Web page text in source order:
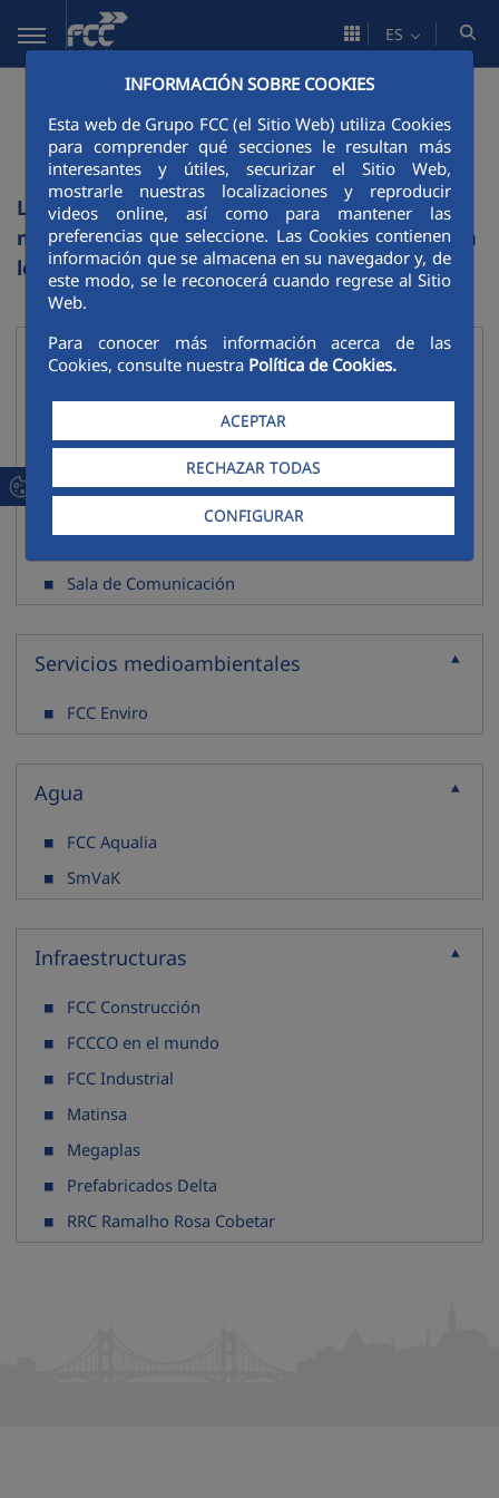
Saltar al contenido principal
INFORMACIÓN SOBRE COOKIES
Esta web de Grupo FCC (el Sitio Web) utiliza Cookies
para comprender qué secciones le resultan más
interesantes y útiles, securizar el Sitio Web,
mostrarle nuestras localizaciones y reproducir
videos online, así como para mantener las
preferencias que seleccione. Las Cookies contienen
información que se almacena en su navegador y, de
este modo, se le reconocerá cuando regrese al Sitio
Web.
Para conocer más información acerca de las
Cookies, consulte nuestra Política de Cookies.
ACEPTAR
RECHAZAR TODAS
CONFIGURAR
ES
Listado de sitios web de
FCC
La actividad de FCC en cada ámbito de
negocio se desarrolló con más profundidad en
los siguientes sitios web:
Corporativo
Web Corporativa
Portal de Servicios medioambientales
Portal de Infraestructuras
Sala de Comunicación
Servicios medioambientales
FCC Enviro
Agua
FCC Aqualia
SmVaK
Infraestructuras
FCC Construcción
FCCCO en el mundo
FCC Industrial
Matinsa
Megaplas
Prefabricados Delta
RRC Ramalho Rosa Cobetar